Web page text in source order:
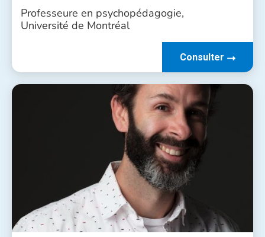
Professeure en psychopédagogie,
Université de Montréal
Consulter